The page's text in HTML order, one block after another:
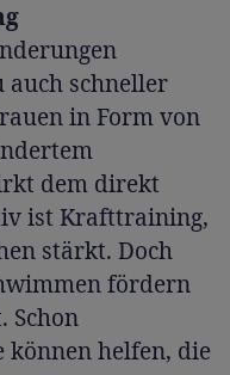
auch schneller
in Form von
dem direkt
ist Krafttraining,
stärkt. Doch
fördern
Schon
können helfen, die